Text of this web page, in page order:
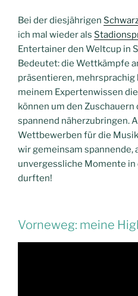
Bei der diesjährigen
ich mal wieder als
Entertainer den Weltcup in
Bedeutet: die Wettkämpfe
präsentieren,
meinem Expertenwissen
können um den
spannend näherzubringen.
Wettbewerben für die
wir gemeinsam spannende,
unvergessliche Momente in
durften!
Vorneweg: meine